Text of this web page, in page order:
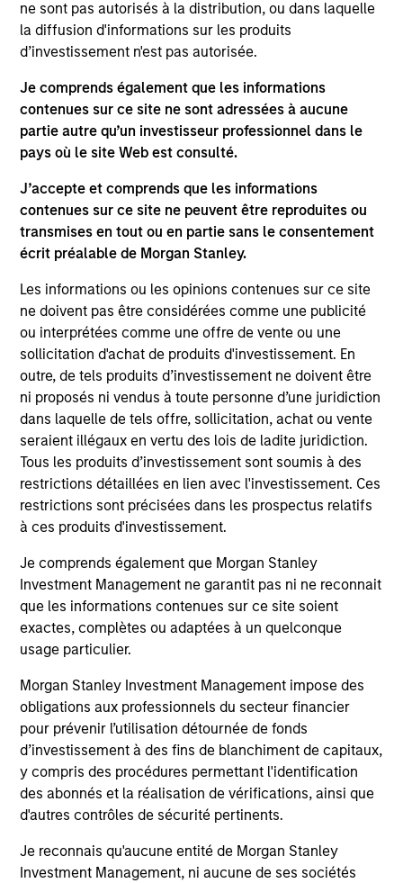
ne sont pas autorisés à la distribution, ou dans laquelle
la diffusion d'informations sur les produits
d’investissement n'est pas autorisée.
Je comprends également que les informations
contenues sur ce site ne sont adressées à aucune
partie autre qu’un investisseur professionnel dans le
pays où le site Web est consulté.
J’accepte et comprends que les informations
contenues sur ce site ne peuvent être reproduites ou
transmises en tout ou en partie sans le consentement
écrit préalable de Morgan Stanley.
Les informations ou les opinions contenues sur ce site
ne doivent pas être considérées comme une publicité
ou interprétées comme une offre de vente ou une
sollicitation d'achat de produits d'investissement. En
outre, de tels produits d’investissement ne doivent être
ni proposés ni vendus à toute personne d’une juridiction
dans laquelle de tels offre, sollicitation, achat ou vente
seraient illégaux en vertu des lois de ladite juridiction.
Tous les produits d’investissement sont soumis à des
restrictions détaillées en lien avec l'investissement. Ces
restrictions sont précisées dans les prospectus relatifs
à ces produits d'investissement.
Je comprends également que Morgan Stanley
Investment Management ne garantit pas ni ne reconnait
que les informations contenues sur ce site soient
exactes, complètes ou adaptées à un quelconque
usage particulier.
Morgan Stanley Investment Management impose des
obligations aux professionnels du secteur financier
pour prévenir l’utilisation détournée de fonds
d’investissement à des fins de blanchiment de capitaux,
y compris des procédures permettant l'identification
des abonnés et la réalisation de vérifications, ainsi que
d'autres contrôles de sécurité pertinents.
Je reconnais qu'aucune entité de Morgan Stanley
Investment Management, ni aucune de ses sociétés
Differentiators
1
Combined Quantitative and Qualitative
Approach:
qualitative analysis with robust quantitative valuation
tools at every stage of the investment process, providing
a robust credit management process.
2
Extensive Experience:
The Global Fixed Income Team at Morgan Stanley
Investment Management has invested in fixed income
assets since 1975, and in European fixed income assets
since 1990.
3
Global Research:
investment allows investors to benefit from the combined
expertise of the Global Fixed Income Team at Morgan
Stanley Investment Management. Approximately 80% of
the team’s research is generated in-house, and this is
supplemented by Morgan Stanley sell-side and 3rd party
research.